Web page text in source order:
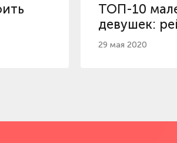
ТОП-10
девушек:
женских
29 мая 2020